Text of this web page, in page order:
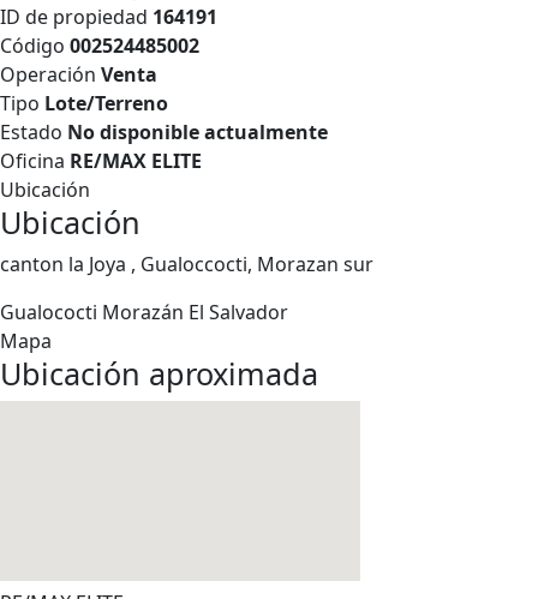
ID de propiedad 164191
Código 002524485002
Operación Venta
Tipo Lote/Terreno
Estado No disponible actualmente
Oficina RE/MAX ELITE
Ubicación
Ubicación
canton la Joya , Gualoccocti, Morazan sur
Gualococti Morazán El Salvador
Mapa
Ubicación aproximada